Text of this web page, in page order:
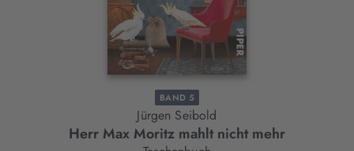
BAND 5
Jürgen Seibold
Herr Max Moritz mahlt nicht mehr